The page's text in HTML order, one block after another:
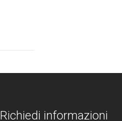
Richiedi informazioni